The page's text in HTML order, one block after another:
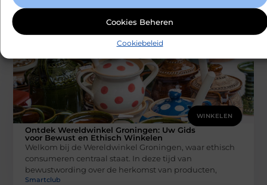
Cookies Beheren
Cookiebeleid
Smartclub
WINKELEN
Ontdek Wereldwinkel Groningen: Uw Gids
voor Bewust en Ethisch Winkelen
Welkom bij de Wereldwinkel Groningen, waar ethisch
consumeren centraal staat. In deze tijd van
bewustwording over de herkomst van producten,
Smartclub